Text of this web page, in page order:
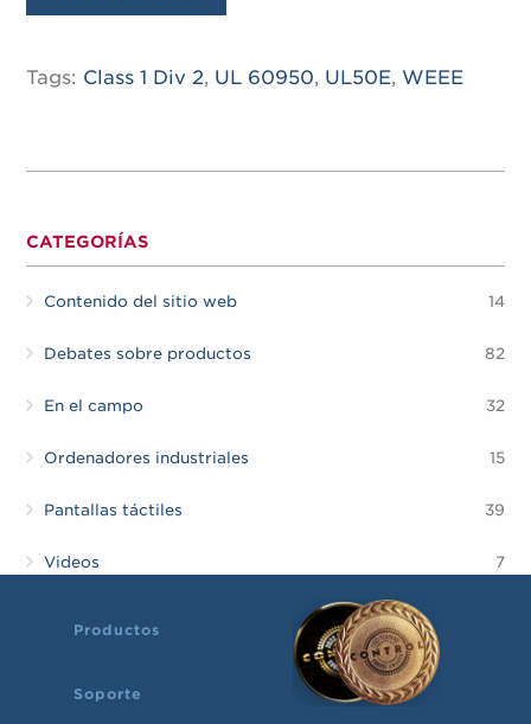
Tags: Class 1 Div 2, UL 60950, UL50E, WEEE
CATEGORÍAS
Contenido del sitio web 14
Debates sobre productos 82
En el campo 32
Ordenadores industriales 15
Pantallas táctiles 39
Videos 7
Productos
Soporte